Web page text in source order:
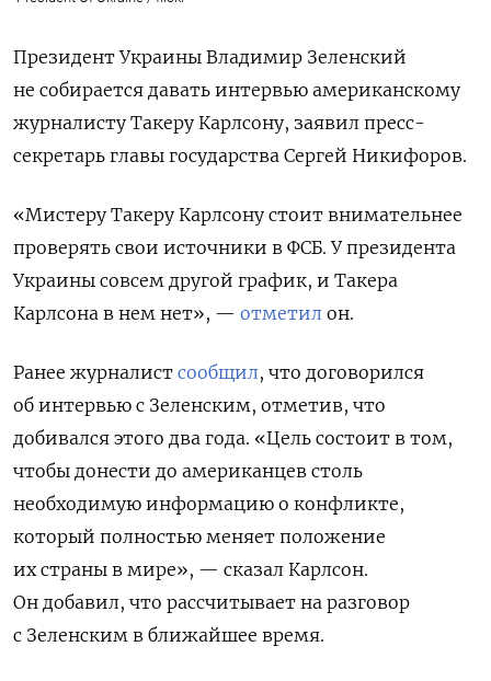
Президент Украины Владимир Зеленский
не собирается давать интервью американскому
журналисту Такеру Карлсону, заявил пресс-
секретарь главы государства Сергей Никифоров.
«Мистеру Такеру Карлсону стоит внимательнее
проверять свои источники в ФСБ. У президента
Украины совсем другой график, и Такера
Карлсона в нем нет», — отметил он.
Ранее журналист сообщил, что договорился
об интервью с Зеленским, отметив, что
добивался этого два года. «Цель состоит в том,
чтобы донести до американцев столь
необходимую информацию о конфликте,
который полностью меняет положение
их страны в мире», — сказал Карлсон.
Он добавил, что рассчитывает на разговор
с Зеленским в ближайшее время.